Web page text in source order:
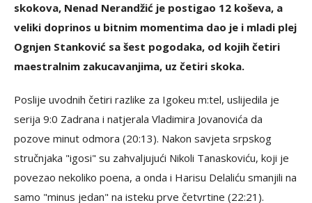
skokova, Nenad Nerandžić je postigao 12 koševa, a
veliki doprinos u bitnim momentima dao je i mladi plej
Ognjen Stanković sa šest pogodaka, od kojih četiri
maestralnim zakucavanjima, uz četiri skoka.
Poslije uvodnih četiri razlike za Igokeu m:tel, uslijedila je
serija 9:0 Zadrana i natjerala Vladimira Jovanovića da
pozove minut odmora (20:13). Nakon savjeta srpskog
stručnjaka "igosi" su zahvaljujući Nikoli Tanaskoviću, koji je
povezao nekoliko poena, a onda i Harisu Delaliću smanjili na
samo "minus jedan" na isteku prve četvrtine (22:21).